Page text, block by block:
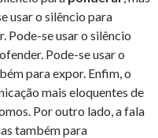
usar o silêncio para
Pode-se usar o silêncio
Pode-se usar o
para expor. Enfim, o
mais eloquentes de
Por outro lado, a fala
também para